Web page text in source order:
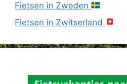
Fietsen in Zweden
Fietsen in Zwitserland